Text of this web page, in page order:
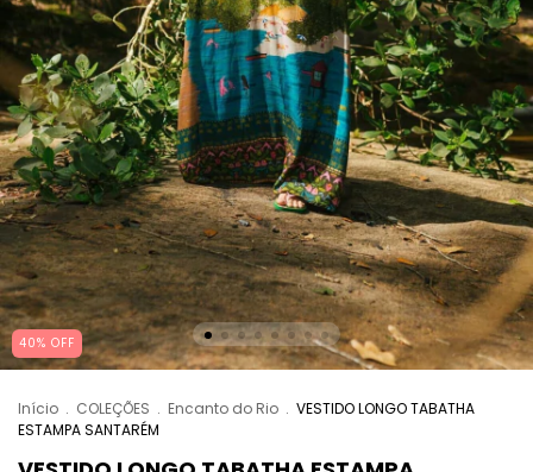
40% OFF
Início . COLEÇÕES . Encanto do Rio . VESTIDO LONGO TABATHA
ESTAMPA SANTARÉM